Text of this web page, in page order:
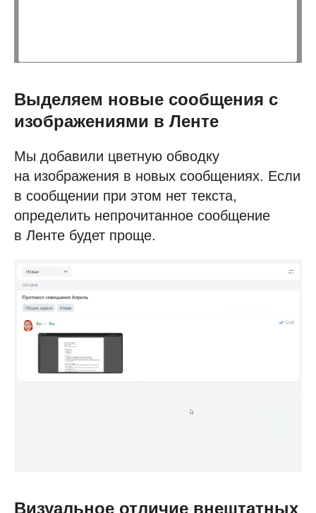
Выделяем новые сообщения с
изображениями в Ленте
Мы добавили цветную обводку
на изображения в новых сообщениях. Если
в сообщении при этом нет текста,
определить непрочитанное сообщение
в Ленте будет проще.
Визуальное отличие внештатных